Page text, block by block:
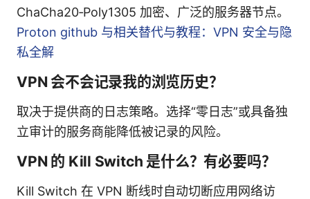
ChaCha20‑Poly1305 加密、广泛的服务器节点。
Proton github 与相关替代与教程：VPN 安全与隐
私全解
VPN 会不会记录我的浏览历史？
取决于提供商的日志策略。选择“零日志”或具备独
立审计的服务商能降低被记录的风险。
VPN 的 Kill Switch 是什么？有必要吗？
Kill Switch 在 VPN 断线时自动切断应用网络访